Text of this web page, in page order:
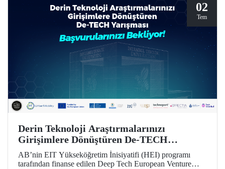
02
Tem
Derin Teknoloji Araştırmalarınızı
Girişimlere Dönüştüren De-TECH
Yarışması Başvurularınızı Bekliyor!
AB’nin EIT Yükseköğretim İnisiyatifi (HEI) programı
tarafından finanse edilen Deep Tech European Venture